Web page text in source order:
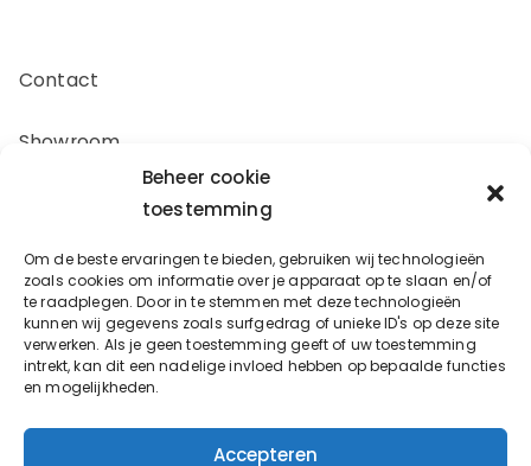
Beheer cookie
toestemming
Om de beste ervaringen te bieden, gebruiken wij technologieën
zoals cookies om informatie over je apparaat op te slaan en/of
te raadplegen. Door in te stemmen met deze technologieën
kunnen wij gegevens zoals surfgedrag of unieke ID's op deze site
verwerken. Als je geen toestemming geeft of uw toestemming
intrekt, kan dit een nadelige invloed hebben op bepaalde functies
en mogelijkheden.
Accepteren
Contact
Showroom
Offerte aanvragen
Zakelijk inkopen
Oostergracht 17-10
3763LX Soest
info@bouwbeslagspecialist.nl